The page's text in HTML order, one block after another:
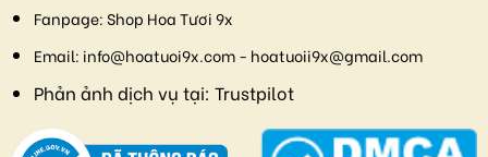
Fanpage:Shop Hoa Tươi 9x
Email: info@hoatuoi9x.com - hoatuoii9x@gmail.com
Phản ảnh dịch vụ tại: Trustpilot